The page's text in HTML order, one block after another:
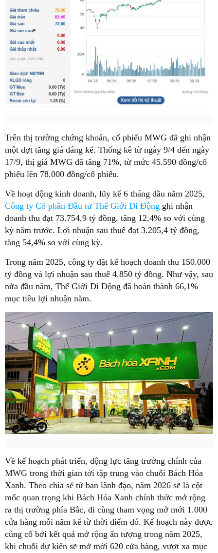
Trên thị trường chứng khoán, cổ phiếu MWG đã ghi nhận
một đợt tăng giá đáng kể. Thống kê từ ngày 9/4 đến ngày
17/9, thị giá MWG đã tăng 71%, từ mức 45.590 đồng/cổ
phiếu lên 78.000 đồng/cổ phiếu.
Về hoạt động kinh doanh, lũy kế 6 tháng đầu năm 2025,
Công ty Cổ phần Đầu tư Thế Giới Di Động ghi nhận
doanh thu đạt 73.754,9 tỷ đồng, tăng 12,4% so với cùng
kỳ năm trước. Lợi nhuận sau thuế đạt 3.205,4 tỷ đồng,
tăng 54,4% so với cùng kỳ.
Trong năm 2025, công ty đặt kế hoạch doanh thu 150.000
tỷ đồng và lợi nhuận sau thuế 4.850 tỷ đồng. Như vậy, sau
nửa đầu năm, Thế Giới Di Động đã hoàn thành 66,1%
mục tiêu lợi nhuận năm.
Về kế hoạch phát triển, động lực tăng trưởng chính của
MWG trong thời gian tới tập trung vào chuỗi Bách Hóa
Xanh. Theo chia sẻ từ ban lãnh đạo, năm 2026 sẽ là cột
mốc quan trọng khi Bách Hóa Xanh chính thức mở rộng
ra thị trường phía Bắc, đi cùng tham vọng mở mới 1.000
cửa hàng mỗi năm kể từ thời điểm đó. Kế hoạch này được
củng cố bởi kết quả mở rộng ấn tượng trong năm 2025,
khi chuỗi dự kiến sẽ mở mới 620 cửa hàng, vượt xa mục